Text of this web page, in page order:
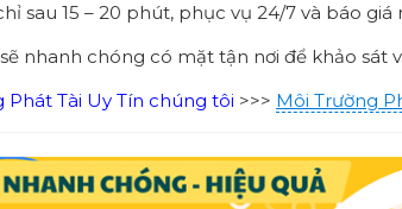
sau 15 – 20 phút, phục vụ 24/7 và báo giá
nhanh chóng có mặt tận nơi để khảo sát
Tài Uy Tín chúng tôi >>> Môi Trường